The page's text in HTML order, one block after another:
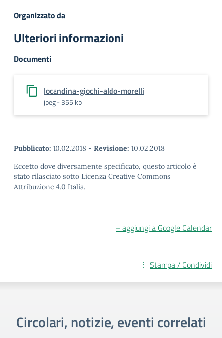
Organizzato da
Ulteriori informazioni
Documenti
locandina-giochi-aldo-morelli
jpeg - 355 kb
Pubblicato: 10.02.2018 - Revisione: 10.02.2018
Eccetto dove diversamente specificato, questo articolo è
stato rilasciato sotto Licenza Creative Commons
Attribuzione 4.0 Italia.
+ aggiungi a Google Calendar
Stampa / Condividi
Circolari, notizie, eventi correlati